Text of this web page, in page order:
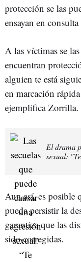
protección se las
ensayan en
A las víctimas se
encuentran
alguien te está
en marcación
ejemplifica Zorrilla.
El drama
sexual:
Aun así, es posible
pueda persistir la
garantiza que las
sido corregidas.